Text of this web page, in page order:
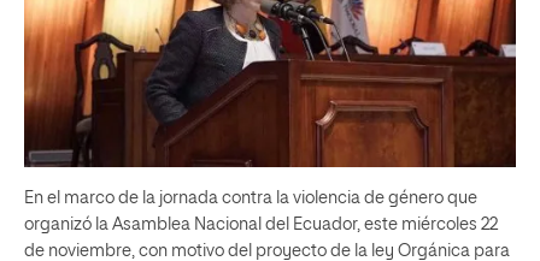
En el marco de la jornada contra la violencia de género que
organizó la Asamblea Nacional del Ecuador, este miércoles 22
de noviembre, con motivo del proyecto de la ley Orgánica para